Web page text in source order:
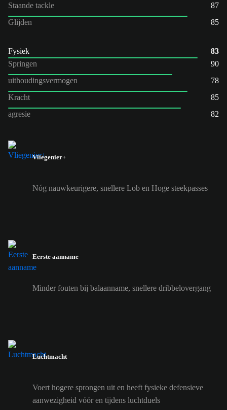
Staande tackle
87
Glijden
85
Fysiek
83
Springen
90
uithoudingsvermogen
78
Kracht
85
agresie
82
Vliegenier+
Nóg nauwkeurigere, snellere Lob en Hoge steekpasses
Eerste aanname
Minder fouten bij balaanname, snellere dribbelovergang
Luchtmacht
Voert hogere sprongen uit en heeft fysieke defensieve
aanwezigheid vóór en tijdens luchtduels